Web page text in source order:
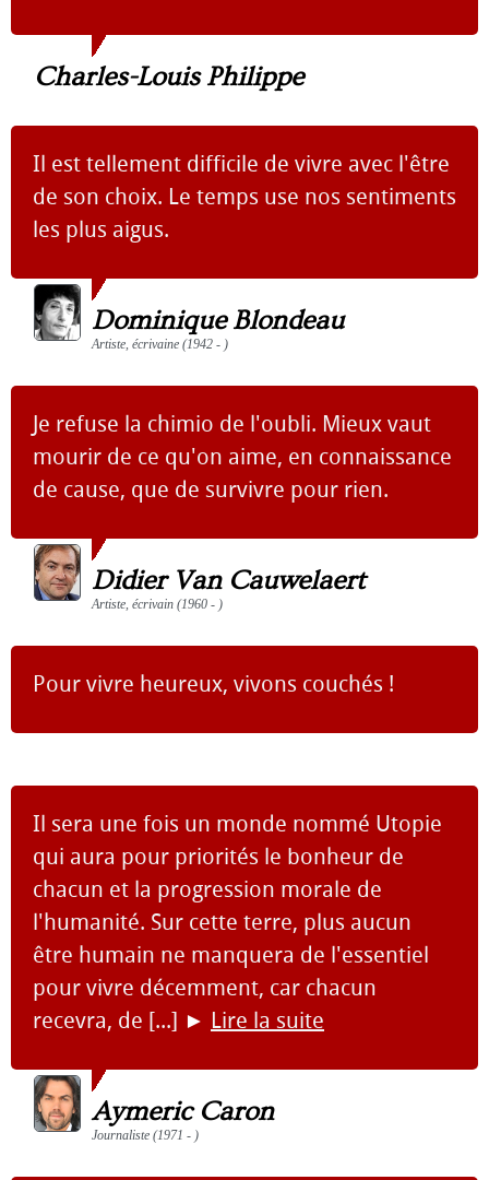
Charles-Louis Philippe
Il est tellement difficile de vivre avec l'être
de son choix. Le temps use nos sentiments
les plus aigus.
Dominique Blondeau
Artiste, écrivaine (1942 - )
Je refuse la chimio de l'oubli. Mieux vaut
mourir de ce qu'on aime, en connaissance
de cause, que de survivre pour rien.
Didier Van Cauwelaert
Artiste, écrivain (1960 - )
Pour vivre heureux, vivons couchés !
Il sera une fois un monde nommé Utopie
qui aura pour priorités le bonheur de
chacun et la progression morale de
l'humanité. Sur cette terre, plus aucun
être humain ne manquera de l'essentiel
pour vivre décemment, car chacun
recevra, de [...] ► Lire la suite
Aymeric Caron
Journaliste (1971 - )